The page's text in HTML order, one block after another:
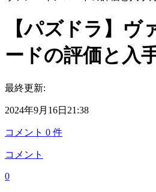
【パズドラ】ヴ
ードの評価と入
最終更新:
2024年9月16日21:38
コメント 0 件
コメント
0